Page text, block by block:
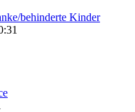
behinderte Kinder